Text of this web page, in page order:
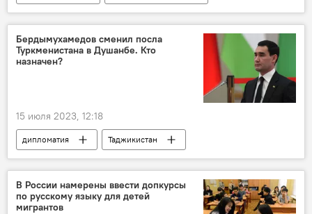
сельское хозяйство
ярмарка
овощи и фрукты
Бердымухамедов сменил посла
Туркменистана в Душанбе. Кто
назначен?
15 июля 2023, 12:18
дипломатия
Таджикистан
Туркменистан
Сердар Бердымухамедов
посол
В России намерены ввести допкурсы
по русскому языку для детей
мигрантов